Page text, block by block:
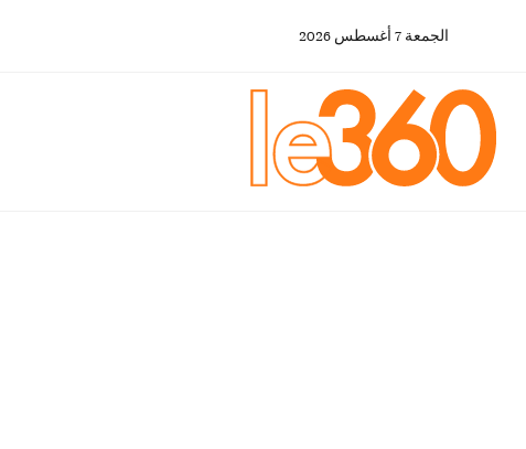
الجمعة 7 أغسطس 2026